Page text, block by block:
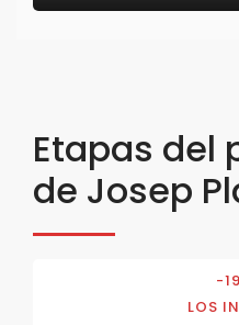
Etapas del
de Josep
-
LOS